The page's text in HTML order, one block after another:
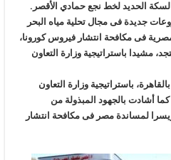
الحديد لخط نجع حمادي الأقصر.
جديدة فى مجال تحلية مياه البحر
فى مكافحة انتشار فيروس كورونا،
مشيدا باستراتيجية وزارة التعاون
باستراتيجية وزارة التعاون
كما أشادت بالجهود المبذولة من
لمساندة مصر فى مكافحة انتشار